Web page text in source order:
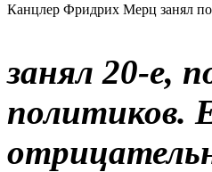
Канцлер Фридрих Мерц занял
занял 20-е,
политиков.